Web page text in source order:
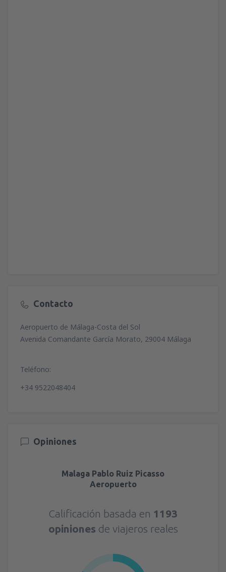
Contacto
Aeropuerto de Málaga-Costa del Sol
Avenida Comandante García Morato, 29004 Málaga
Teléfono:
+34 9522048404
Opiniones
Malaga Pablo Ruiz Picasso
Aeropuerto
Calificación basada en 1193
opiniones de viajeros reales